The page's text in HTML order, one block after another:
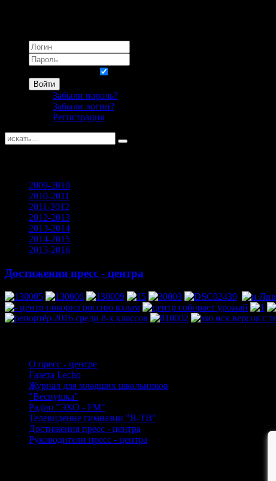
Войти
Забыли пароль?
Забыли логин?
Регистрация
2009-2010
2010-2011
2011-2012
2012-2013
2013-2014
2014-2015
2015-2016
Достижения пресс - центра
О пресс - центре
Газета Lecho
Журнал для младших школьников
"Веснушка"
Радио "ЭХО - FM"
Телевидение гимназии "Я-ТВ"
Достижения пресс - центра
Руководители пресс - центра